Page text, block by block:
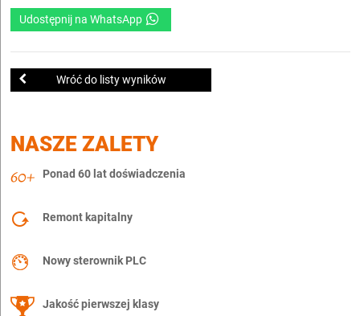
Udostępnij na WhatsApp
Wróć do listy wyników
NASZE ZALETY
Ponad 60 lat doświadczenia
Remont kapitalny
Nowy sterownik PLC
Jakość pierwszej klasy